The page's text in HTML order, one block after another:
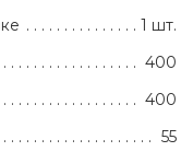
1 шт.
400
400
55